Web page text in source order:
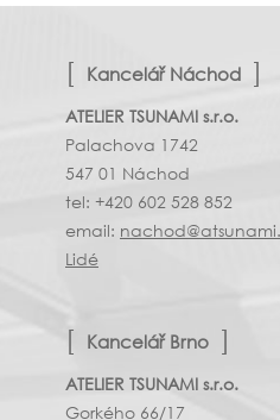
Kancelář Náchod
ATELIER TSUNAMI s.r.o.
Palachova 1742
547 01 Náchod
tel: +420 602 528 852
email:
Lidé
Kancelář Brno
ATELIER TSUNAMI s.r.o.
Gorkého 66/17